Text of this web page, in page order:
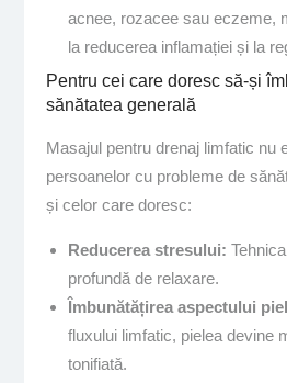
acnee, rozacee sau eczeme,
la reducerea inflamației și la
Pentru cei care doresc să-și
sănătatea generală
Masajul pentru drenaj limfatic nu
persoanelor cu probleme de
și celor care doresc:
Reducerea stresului:
profundă de relaxare.
Îmbunătățirea aspectului
fluxului limfatic, pielea devine
tonifiată.